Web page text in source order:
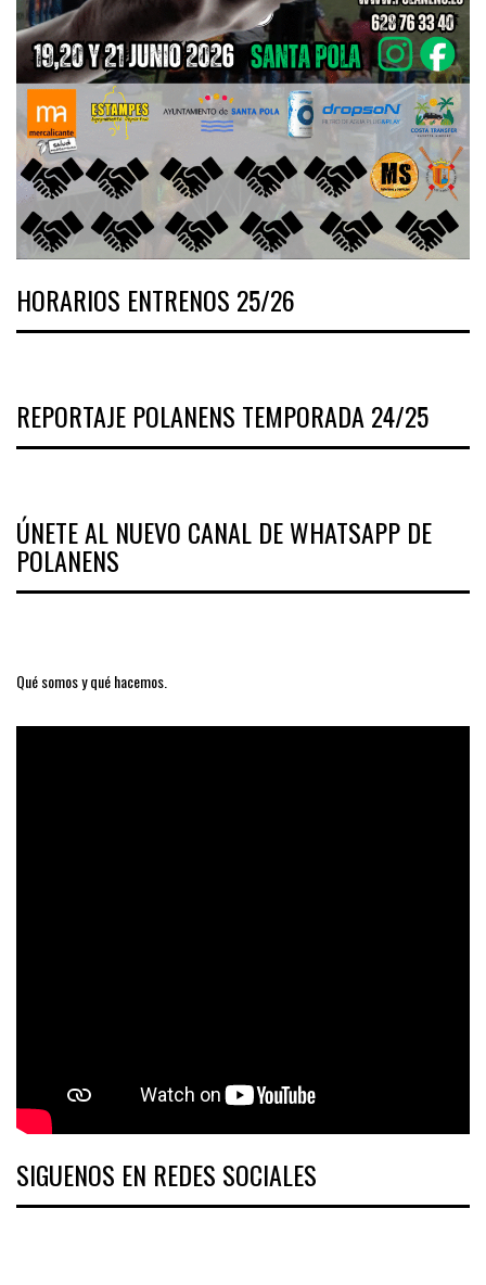
HORARIOS ENTRENOS 25/26
REPORTAJE POLANENS TEMPORADA 24/25
ÚNETE AL NUEVO CANAL DE WHATSAPP DE
POLANENS
Qué somos y qué hacemos.
SIGUENOS EN REDES SOCIALES